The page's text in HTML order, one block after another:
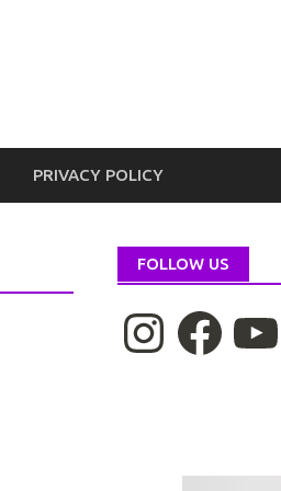
PRIVACY POLICY
FOLLOW US
InstagramFacebookYouTube